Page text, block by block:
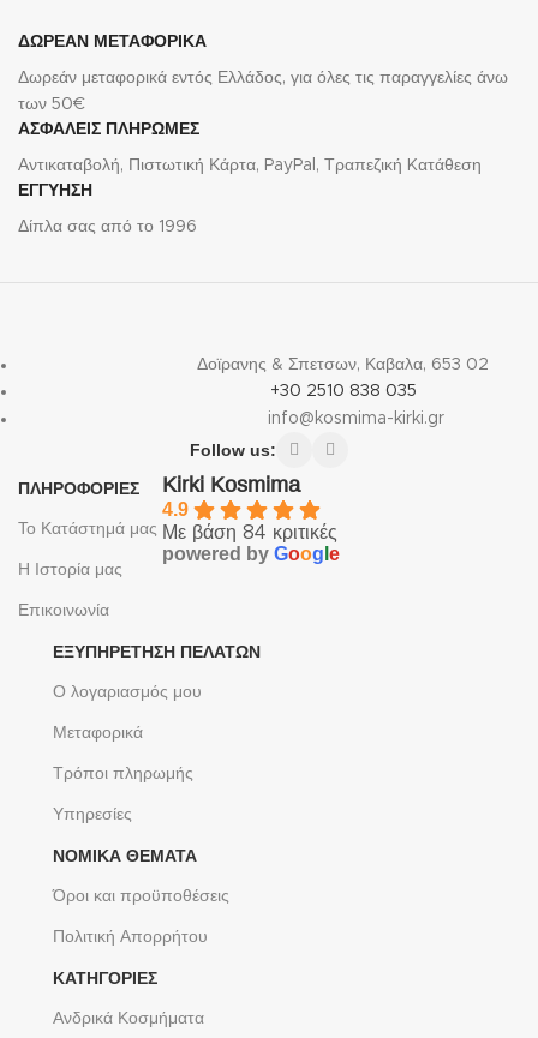
ΔΩΡΕΑΝ ΜΕΤΑΦΟΡΙΚΑ
Δωρεάν μεταφορικά εντός Ελλάδος, για όλες τις παραγγελίες άνω
των 50€
ΑΣΦΑΛΕΙΣ ΠΛΗΡΩΜΕΣ
Αντικαταβολή, Πιστωτική Κάρτα, PayPal, Τραπεζική Kατάθεση
ΕΓΓΥΗΣΗ
Δίπλα σας από το 1996
Δοϊρανης & Σπετσων, Καβαλα, 653 02
+30 2510 838 035
info@kosmima-kirki.gr
Follow us:
ΠΛΗΡΟΦΟΡΙΕΣ
Το Κατάστημά μας
Η Ιστορία μας
Επικοινωνία
Kirki Kosmima
4.9
Με βάση 84 κριτικές
powered by Goog e
ΕΞΥΠΗΡΈΤΗΣΗ ΠΕΛΑΤΏΝ
Ο λογαριασμός μου
Μεταφορικά
Τρόποι πληρωμής
Υπηρεσίες
ΝΟΜΙΚΆ ΘΈΜΑΤΑ
Όροι και προϋποθέσεις
Πολιτική Απορρήτου
ΚΑΤΗΓΟΡΙΕΣ
Ανδρικά Κοσμήματα